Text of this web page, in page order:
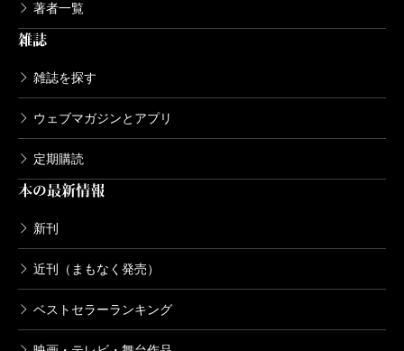
著者一覧
雑誌
雑誌を探す
ウェブマガジンとアプリ
定期購読
本の最新情報
新刊
近刊（まもなく発売）
ベストセラーランキング